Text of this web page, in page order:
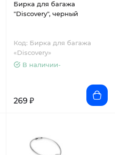
Бирка для багажа
"Discovery", черный
Код: Бирка для багажа
«Discovery»
В наличии-
269 ₽